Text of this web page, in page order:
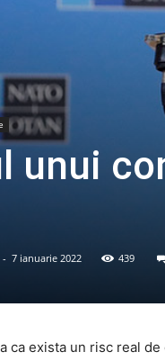
unui
- 7 ianuarie 2022 439
ca exista un risc real